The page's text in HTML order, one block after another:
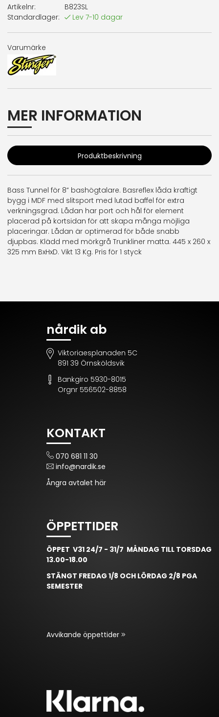
Artikelnr:
B823SL
Standardlager:
Lev 7-10 dagar
Varumärke
MER INFORMATION
Produktbeskrivning
Bass Tunnel för 8” bashögtalare. Basreflex låda kraftigt
bygg i MDF med slitsport med lutad baffel för extra
verkningsgrad. Lådan har port och hål för element
placerad på kortsidan för att skapa många möjliga
placeringar. Lådan är optimerad för både snabb
djupbas. Klädd med mörkgrå Trunkliner matta. 445 x 260 x
325 mm BxHxD. Vikt 13 Kg. Pris för 1 styck
nårdik ab
Viktoriaesplanaden 5C
891 39 Örnsköldsvik
Bankgiro 5930-8015
Orgnr 556502-8858
KONTAKT
070 681 11 30
info@nardik.se
Ångra avtalet här
ÖPPETTIDER
ÖPPET V31 24/7 - 31/7 MÅNDAG TILL TORSDAG
13.00-18.00
STÄNGT FREDAG 1/8 OCH LÖRDAG 2/8 PGA
SEMESTER
Avvikande öppettider